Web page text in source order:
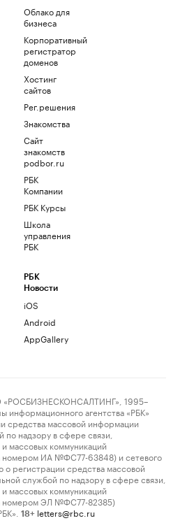
Облако для
бизнеса
Корпоративный
регистратор
доменов
Хостинг
сайтов
Рег.решения
Знакомства
Сайт
знакомств
podbor.ru
РБК
Компании
РБК Курсы
Школа
управления
РБК
РБК
Новости
iOS
Android
AppGallery
1995–
агентства «РБК»
средства массовой информации
надзору в сфере связи,
массовых коммуникаций
номером ИА №ФС77-63848) и сетевого
о регистрации средства массовой
службой по надзору в сфере связи,
массовых коммуникаций
номером ЭЛ №ФС77-82385)
18+ letters@rbc.ru